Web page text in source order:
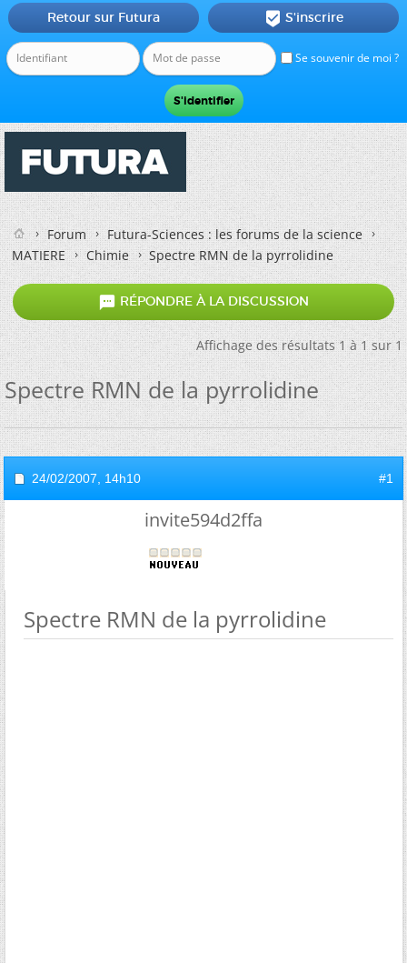
Se souvenir de moi ?
Retour sur Futura  S'inscrire
Forum
Futura-Sciences : les forums de la science
MATIERE
Chimie Spectre RMN de la pyrrolidine
 RÉPONDRE À LA DISCUSSION
Affichage des résultats 1 à 1 sur 1
Spectre RMN de la pyrrolidine
24/02/2007, 14h10 #1
invite594d2ffa
Spectre RMN de la pyrrolidine